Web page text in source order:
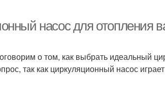
насос для отопления
о том, как выбрать идеальный
так как циркуляционный насос